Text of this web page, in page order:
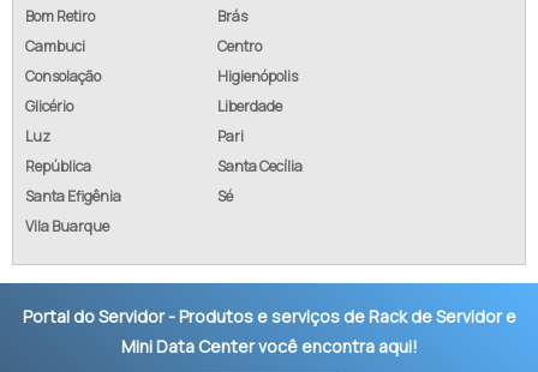
Bom Retiro
Brás
Cambuci
Centro
Consolação
Higienópolis
Glicério
Liberdade
Luz
Pari
República
Santa Cecília
Santa Efigênia
Sé
Vila Buarque
Portal do Servidor - Produtos e serviços de Rack de Servidor e
Mini Data Center você encontra aqui!